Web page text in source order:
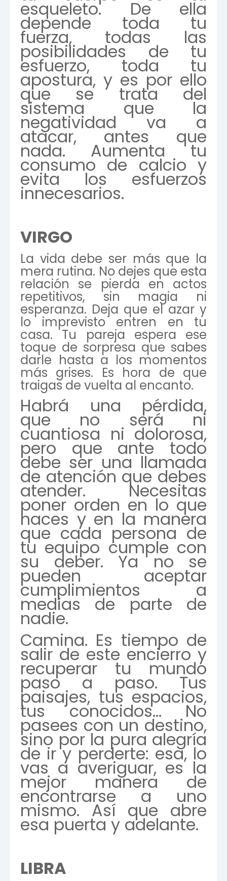
esqueleto. De ella
depende toda tu
fuerza, todas las
posibilidades de tu
esfuerzo, toda tu
apostura, y es por ello
que se trata del
sistema que la
negatividad va a
atacar, antes que
nada. Aumenta tu
consumo de calcio y
evita los esfuerzos
innecesarios.
VIRGO
La vida debe ser más que la
mera rutina. No dejes que esta
relación se pierda en actos
repetitivos, sin magia ni
esperanza. Deja que el azar y
lo imprevisto entren en tu
casa. Tu pareja espera ese
toque de sorpresa que sabes
darle hasta a los momentos
más grises. Es hora de que
traigas de vuelta al encanto.
Habrá una pérdida,
que no será ni
cuantiosa ni dolorosa,
pero que ante todo
debe ser una llamada
de atención que debes
atender. Necesitas
poner orden en lo que
haces y en la manera
que cada persona de
tu equipo cumple con
su deber. Ya no se
pueden aceptar
cumplimientos a
medias de parte de
nadie.
Camina. Es tiempo de
salir de este encierro y
recuperar tu mundo
paso a paso. Tus
paisajes, tus espacios,
tus conocidos… No
pasees con un destino,
sino por la pura alegría
de ir y perderte: esa, lo
vas a averiguar, es la
mejor manera de
encontrarse a uno
mismo. Así que abre
esa puerta y adelante.
LIBRA